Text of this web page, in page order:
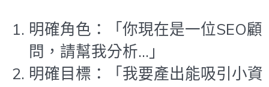
明確角色：「你現在是一位SEO顧
問，請幫我分析…」
明確目標：「我要產出能吸引小資